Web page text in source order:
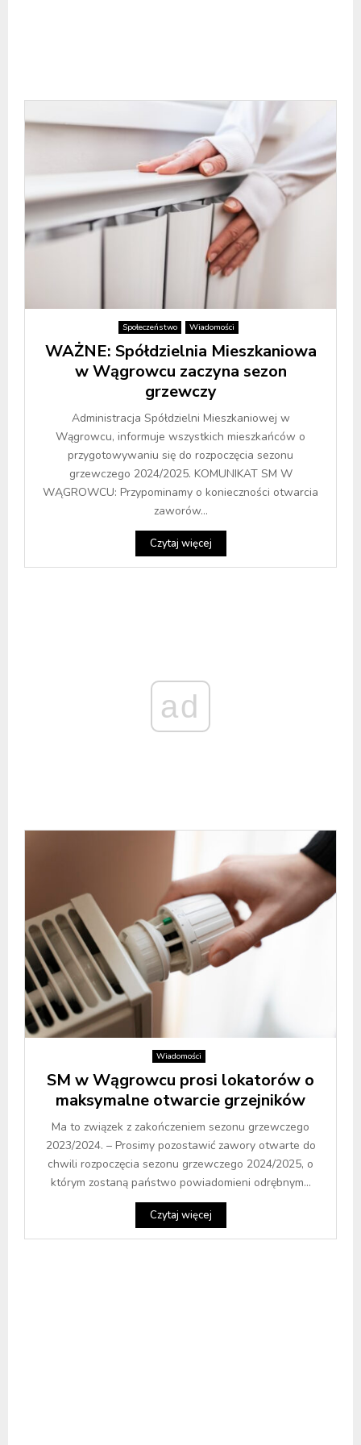
Społeczeństwo Wiadomości
WAŻNE: Spółdzielnia Mieszkaniowa
w Wągrowcu zaczyna sezon
grzewczy
Administracja Spółdzielni Mieszkaniowej w
Wągrowcu, informuje wszystkich mieszkańców o
przygotowywaniu się do rozpoczęcia sezonu
grzewczego 2024/2025. KOMUNIKAT SM W
WĄGROWCU: Przypominamy o konieczności otwarcia
zaworów...
Czytaj więcej
ad
Wiadomości
SM w Wągrowcu prosi lokatorów o
maksymalne otwarcie grzejników
Ma to związek z zakończeniem sezonu grzewczego
2023/2024. – Prosimy pozostawić zawory otwarte do
chwili rozpoczęcia sezonu grzewczego 2024/2025, o
którym zostaną państwo powiadomieni odrębnym...
Czytaj więcej